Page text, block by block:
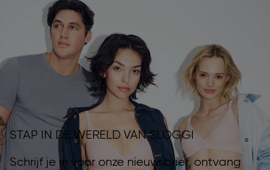
STAP IN DE WERELD VAN SLOGGI
Schrijf je in voor onze nieuwsbrief, ontvang